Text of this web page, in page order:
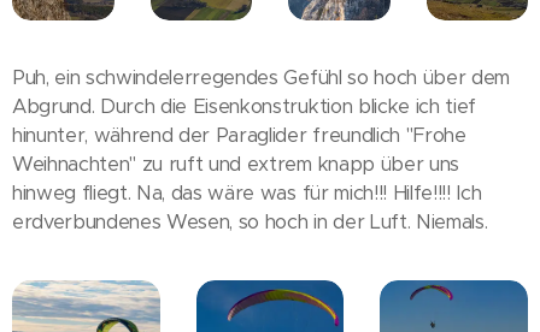
Puh, ein schwindelerregendes Gefühl so hoch über dem
Abgrund. Durch die Eisenkonstruktion blicke ich tief
hinunter, während der Paraglider freundlich "Frohe
Weihnachten" zu ruft und extrem knapp über uns
hinweg fliegt. Na, das wäre was für mich!!! Hilfe!!!! Ich
erdverbundenes Wesen, so hoch in der Luft. Niemals.